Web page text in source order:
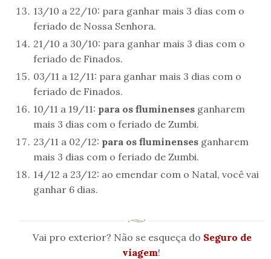
13/10 a 22/10: para ganhar mais 3 dias com o
feriado de Nossa Senhora.
21/10 a 30/10: para ganhar mais 3 dias com o
feriado de Finados.
03/11 a 12/11: para ganhar mais 3 dias com o
feriado de Finados.
10/11 a 19/11: para os fluminensesganharem
mais 3 dias com o feriado de Zumbi.
23/11 a 02/12: para os fluminensesganharem
mais 3 dias com o feriado de Zumbi.
14/12 a 23/12: ao emendar com o Natal, você vai
ganhar 6 dias.
Vai pro exterior? Não se esqueça do Seguro de
viagem!